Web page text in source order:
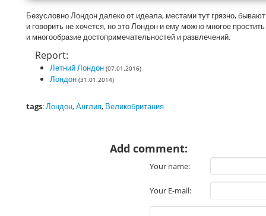
Безусловно Лондон далеко от идеала, местами тут грязно,
и говорить не хочется, но это Лондон и ему можно многое
и многообразие достопримечательностей и развлечений.
Report:
Летний Лондон (07.01.2016)
Лондон (31.01.2014)
tags:Лондон,Англия, Великобритания
Add comment:
Your name:
Your E-mail: